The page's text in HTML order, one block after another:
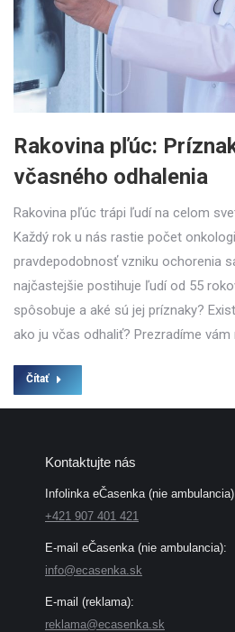
Rakovina pľúc:
včasného odhalenia
Rakovina pľúc trápi ľudí na celom
Každý rok u nás rastie počet
pravdepodobnosť vzniku ochorenia
najčastejšie postihuje ľudí od 55
spôsobuje a aké sú jej príznaky?
ako ju včas odhaliť? Prezradíme
Čítať
Kontaktujte nás
Infolinka eČasenka (nie
+421 907 401 421
E-mail eČasenka (nie ambulancia):
info@ecasenka.sk
E-mail (reklama):
reklama@ecasenka.sk